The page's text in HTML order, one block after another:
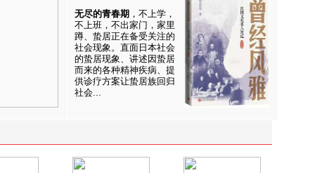
无尽的青春期 ，不上学，
不上班，不出家门，家里
蹲、蛰居正在备受关注的
社会现象。直面日本社会
的蛰居现象、讲述因蛰居
而来的各种精神疾病、提
供诊疗方案让蛰居族回归
社会...